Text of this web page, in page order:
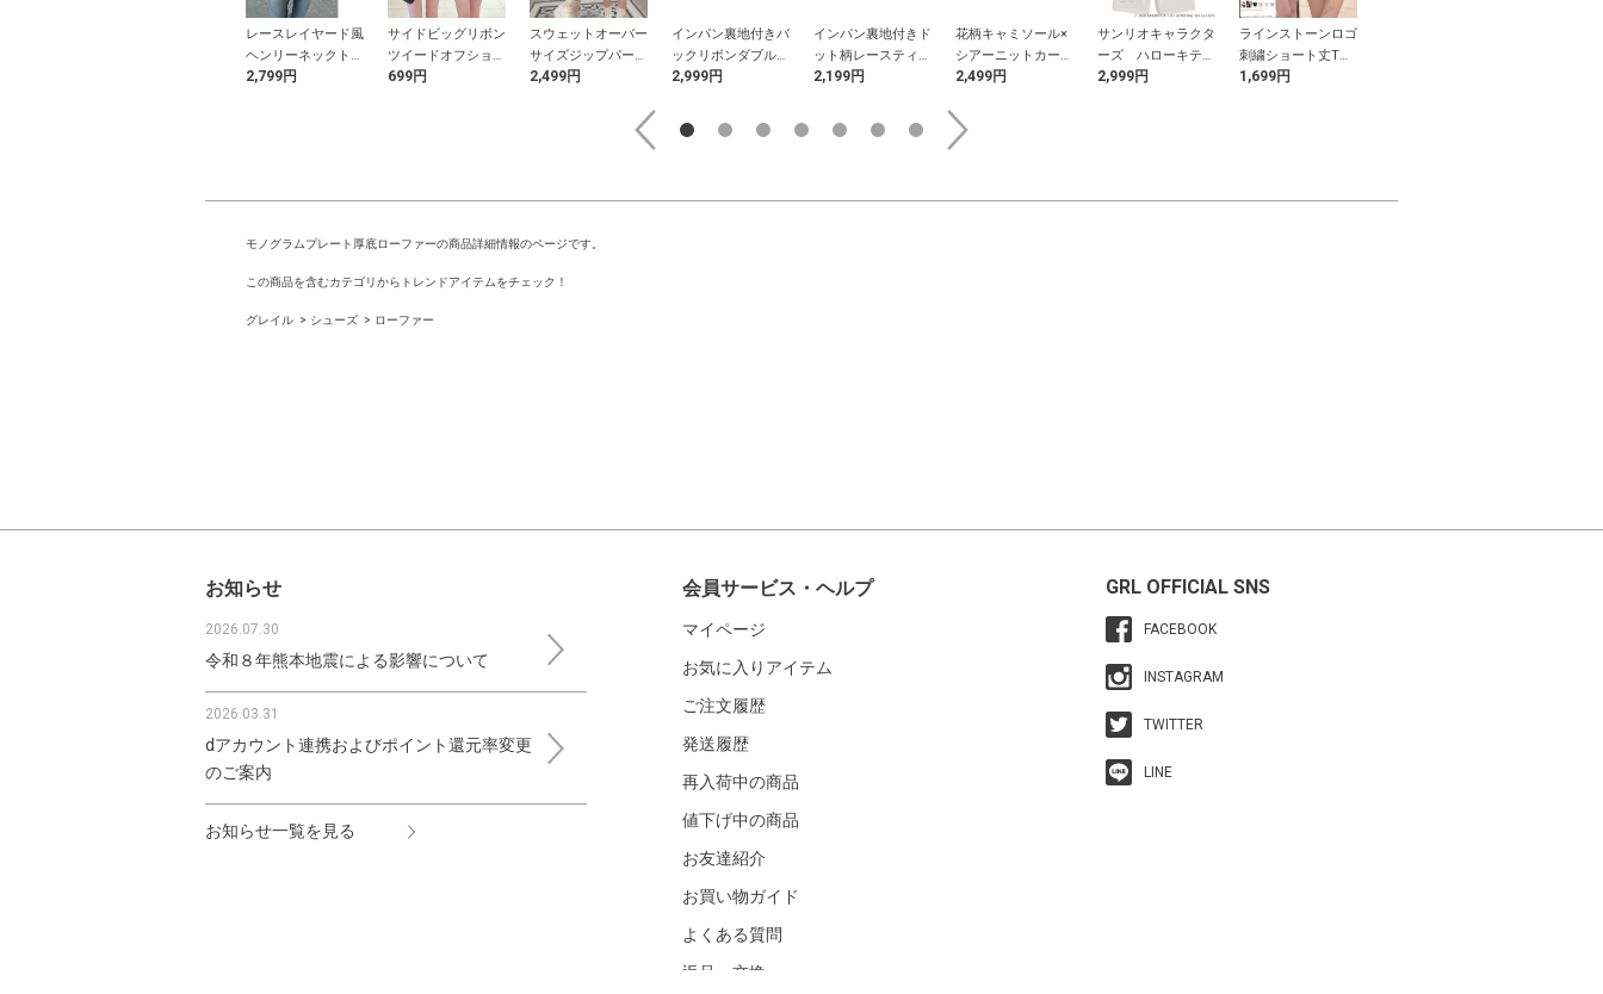
レースレイヤード風
ヘンリーネックトッ
プス
2,799円
サイドビッグリボン
ツイードオフショル
ダートップス
699円
スウェットオーバー
サイズジップパーカ
ー
2,499円
インパン裏地付きバ
ックリボンダブルフ
レアミニスカート
2,999円
インパン裏地付きド
ット柄レースティア
ードフリルミニスカ
2,199円
花柄キャミソール×
シアーニットカーデ
ィガンアンサンブル
2,499円
サンリオキャラクタ
ーズ ハローキティ
ラインストーンカー
2,999円
ラインストーンロゴ
刺繍ショート丈Tシ
ャツ
1,699円
モノグラムプレート厚底ローファーの商品詳細情報のページです。
この商品を含むカテゴリからトレンドアイテムをチェック！
グレイル シューズ ローファー
お知らせ
2026.07.30
令和８年熊本地震による影響について
2026.03.31
dアカウント連携およびポイント還元率変更
のご案内
お知らせ一覧を見る
会員サービス・ヘルプ
マイページ
お気に入りアイテム
ご注文履歴
発送履歴
再入荷中の商品
値下げ中の商品
お友達紹介
お買い物ガイド
よくある質問
返品・交換
GRL OFFICIAL SNS
FACEBOOK
INSTAGRAM
TWITTER
LINE